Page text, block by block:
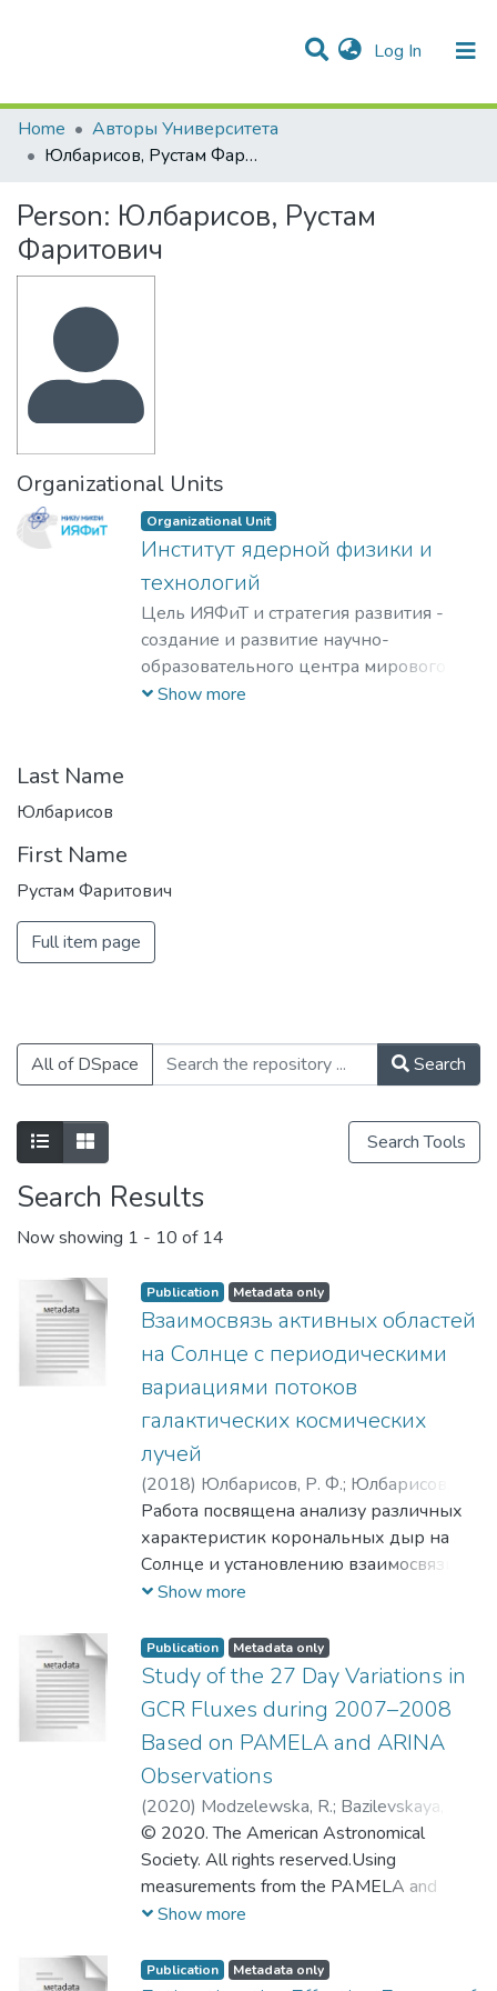
Log In (current)
Communities & Collections
Statistics
All of DSpace
Home
Авторы Университета
Юлбарисов, Рустам Фаритович
Person: Юлбарисов, Рустам
Фаритович
Organizational Units
Organizational Unit
Институт ядерной физики и
технологий
Цель ИЯФиТ и стратегия развития -
создание и развитие научно-
образовательного центра мирового
уровня в области ядерной физики и
Show more
Last Name
Юлбарисов
First Name
Рустам Фаритович
Full item page
All of DSpace Search
Search Tools
Search Results
Now showing 1 - 10 of 14
Publication Metadata only
Взаимосвязь активных областей
на Солнце с периодическими
вариациями потоков
галактических космических
лучей
(2018) Юлбарисов, Р. Ф.; Юлбарисов,
Рустам Фаритович ;Майоров Андрей
Георгиевич
Работа посвящена анализу различных
характеристик корональных дыр на
Солнце и установлению взаимосвязи
между ними и периодическими
космических лучей, которые
наблюдались с сентября 2007 года по
сентябрь 2008 года. На основе
синоптических солнечных карт создан
текстовый файл, содержащий
информацию о корональных дырах.
Произведен их отбор, в результате
которого получена периодическая
картина. Проведен корреляционный
анализ. Вычислена кросс-корреляция
между полученным распределением,
гелиосферными характеристиками.
Show more
Publication Metadata only
Study of the 27 Day Variations in
GCR Fluxes during 2007–2008
Based on PAMELA and ARINA
Observations
(2020) Modzelewska, R.; Bazilevskaya, G.
A. ;Boezio, M. ;Krainev, M. B.;Koldashov, S.
V.;Mayorov, A. G. ;Mayorova, M. A.
Troitskaya, I. K.;Yulbarisov, R. F.;Майоров,
Андрей Георгиевич
© 2020. The American Astronomical
Society. All rights reserved.Using
measurements from the PAMELA and
ARINA spectrometers on board the
the 27 day intensity variations in galactic
Show more
Publication Metadata only